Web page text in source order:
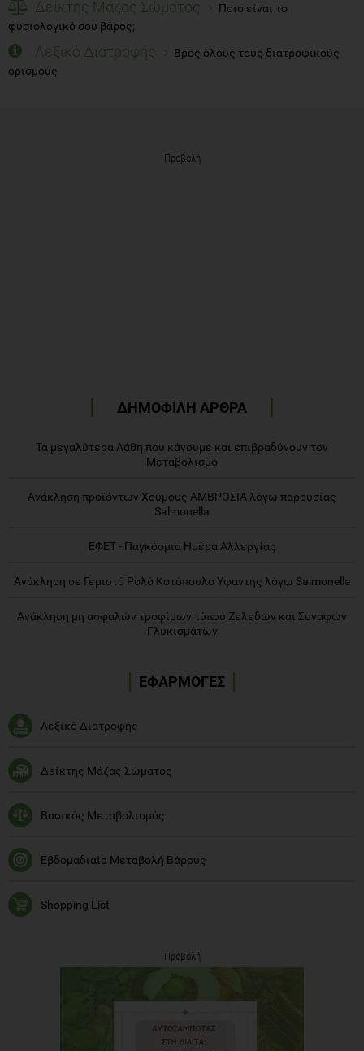
Δείκτης Μάζας Σώματος
Ποιο είναι το
φυσιολογικό σου βάρος;
Λεξικό Διατροφής
Βρες όλους τους διατροφικούς
ορισμούς
Προβολή
ΔΗΜΟΦΙΛΗ ΑΡΘΡΑ
Τα μεγαλύτερα Λάθη που κάνουμε και επιβραδύνουν τον
Μεταβολισμό
Ανάκληση προϊόντων Χούμους ΑΜΒΡΟΣΙΑ λόγω παρουσίας
Salmonella
ΕΦΕΤ - Παγκόσμια Ημέρα Αλλεργίας
Ανάκληση σε Γεμιστό Ρολό Κοτόπουλο Υφαντής λόγω Salmonella
Ανάκληση μη ασφαλών τροφίμων τύπου Ζελεδών και Συναφών
Γλυκισμάτων
ΕΦΑΡΜΟΓΕΣ
Λεξικό Διατροφής
Δείκτης Μάζας Σώματος
Βασικός Μεταβολισμός
Εβδομαδιαία Μεταβολή Βάρους
Shopping List
Προβολή